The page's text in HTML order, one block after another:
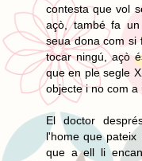
contesta que vol
açò, també fa
seua dona com si
tocar ningú, açò
que en ple segle
objecte i no com a
El doctor
l'home que pateix
que a ell li